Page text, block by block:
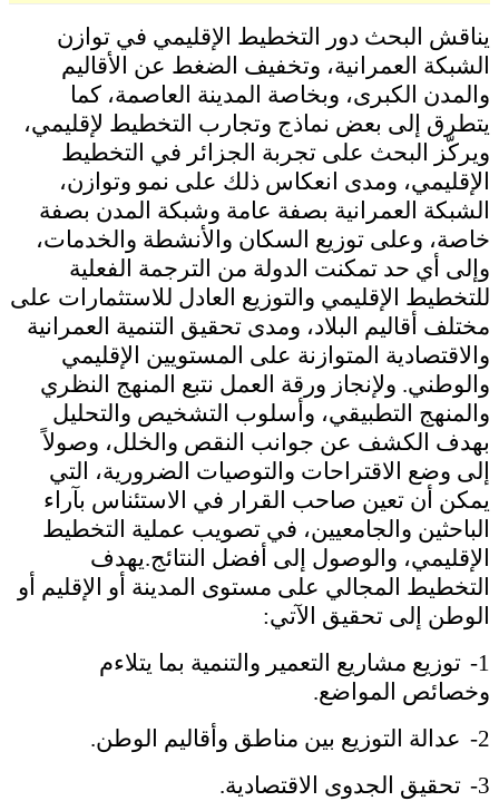
يناقش البحث دور التخطيط الإقليمي في توازن
الشبكة العمرانية، وتخفيف الضغط عن الأقاليم
والمدن الكبرى، وبخاصة المدينة العاصمة، كما
يتطرق إلى بعض نماذج وتجارب التخطيط لإقليمي،
ويركّز البحث على تجربة الجزائر في التخطيط
الإقليمي، ومدى انعكاس ذلك على نمو وتوازن،
الشبكة العمرانية بصفة عامة وشبكة المدن بصفة
خاصة، وعلى توزيع السكان والأنشطة والخدمات،
وإلى أي حد تمكنت الدولة من الترجمة الفعلية
للتخطيط الإقليمي والتوزيع العادل للاستثمارات على
مختلف أقاليم البلاد، ومدى تحقيق التنمية العمرانية
والاقتصادية المتوازنة على المستويين الإقليمي
والوطني. ولإنجاز ورقة العمل نتبع المنهج النظري
والمنهج التطبيقي، وأسلوب التشخيص والتحليل
بهدف الكشف عن جوانب النقص والخلل، وصولاً
إلى وضع الاقتراحات والتوصيات الضرورية، التي
يمكن أن تعين صاحب القرار في الاستئناس بآراء
الباحثين والجامعيين، في تصويب عملية التخطيط
الإقليمي، والوصول إلى أفضل النتائج.يهدف
التخطيط المجالي على مستوى المدينة أو الإقليم أو
الوطن إلى تحقيق الآتي:
1-
توزيع مشاريع التعمير والتنمية بما يتلاءم
وخصائص المواضع.
2-
عدالة التوزيع بين مناطق وأقاليم الوطن.
3-
تحقيق الجدوى الاقتصادية.